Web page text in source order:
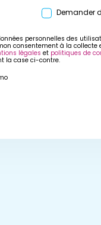
Demander
personnelles des
consentement à la
légales et politiques de
la case ci-contre.